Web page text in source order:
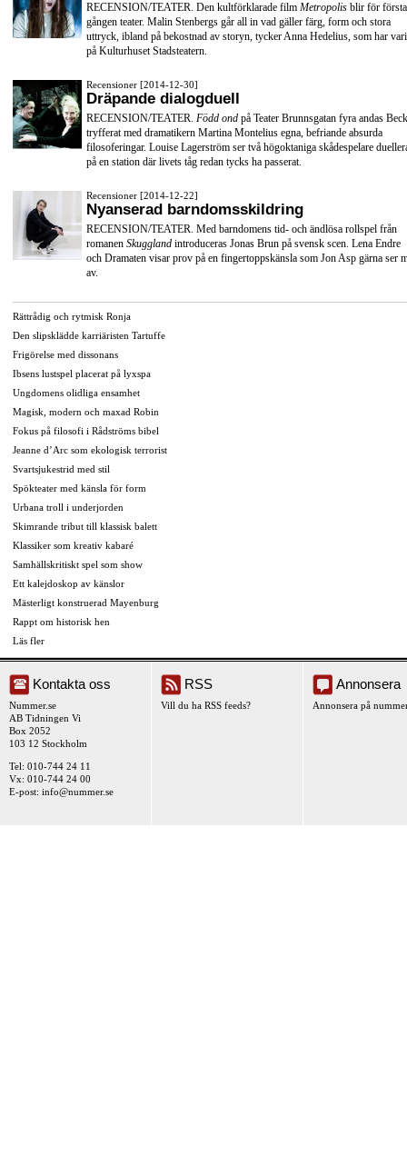
RECENSION/TEATER. Den kultförklarade film Metropolis blir för första
gången teater. Malin Stenbergs går all in vad gäller färg, form och stora
uttryck, ibland på bekostnad av storyn, tycker Anna Hedelius, som har
på Kulturhuset Stadsteatern.
Recensioner [2014-12-30]
Dräpande dialogduell
RECENSION/TEATER. Född ond på Teater Brunnsgatan fyra andas
tryfferat med dramatikern Martina Montelius egna, befriande absurda
filosoferingar. Louise Lagerström ser två högoktaniga skådespelare
på en station där livets tåg redan tycks ha passerat.
Recensioner [2014-12-22]
Nyanserad barndomsskildring
RECENSION/TEATER. Med barndomens tid- och ändlösa rollspel från
romanen Skuggland introduceras Jonas Brun på svensk scen. Lena Endre
och Dramaten visar prov på en fingertoppskänsla som Jon Asp gärna ser
av.
Rättrådig och rytmisk Ronja
Den slipsklädde karriäristen Tartuffe
Frigörelse med dissonans
Ibsens lustspel placerat på lyxspa
Ungdomens olidliga ensamhet
Magisk, modern och maxad Robin
Fokus på filosofi i Rådströms bibel
Jeanne d’Arc som ekologisk terrorist
Svartsjukestrid med stil
Spökteater med känsla för form
Urbana troll i underjorden
Skimrande tribut till klassisk balett
Klassiker som kreativ kabaré
Samhällskritiskt spel som show
Ett kalejdoskop av känslor
Mästerligt konstruerad Mayenburg
Rappt om historisk hen
Läs fler
Kontakta oss
Nummer.se
AB Tidningen Vi
Box 2052
103 12 Stockholm
Tel: 010-744 24 11
Vx: 010-744 24 00
E-post: info@nummer.se
RSS
Vill du ha RSS feeds?
Annonsera
Annonsera på